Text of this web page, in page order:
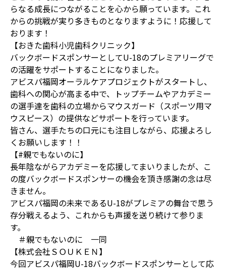
らなる成長につながることを心から願っています。これ
からの挑戦が実り多きものとなりますように！応援して
おります！
【おきた歯科小児歯科クリニック】
バックボードスポンサーとしてU-18のプレミアリーグで
の活躍をサポートすることになりました。
アビスパ福岡オーラルケアプロジェクトがスタートし、
歯科への関心が高まる中で、トップチームやアカデミー
の選手達を歯科の立場からマウスガード（スポーツ用マ
ウスピース）の提供などサポートを行っています。
皆さん、選手たちの口元にも注目しながら、応援よろし
くお願いします！！
【#親でもないのに】
長年陰ながらアカデミーを応援してまいりましたが、こ
の度バックボードスポンサーの機会を頂き感謝の念は尽
きません。
アビスパ福岡の未来であるU-18がプレミアの舞台で思う
存分戦えるよう、これからも声援を送り続けて参りま
す。
＃親でもないのに 一同
【株式会社ＳＯＵＫＥＮ】
今回アビスパ福岡U-18バックボードスポンサーとして応